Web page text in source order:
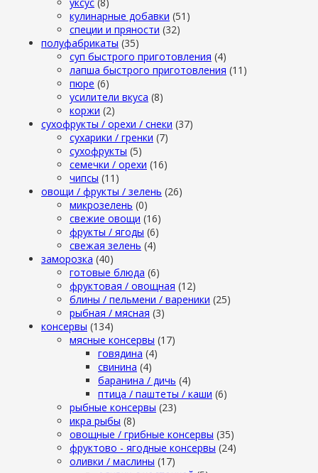
кулинарные добавки (51)
специи и пряности (32)
полуфабрикаты (35)
суп быстрого приготовления (4)
лапша быстрого приготовления (11)
пюре (6)
усилители вкуса (8)
коржи (2)
сухофрукты / орехи / снеки (37)
сухарики / гренки (7)
сухофрукты (5)
семечки / орехи (16)
чипсы (11)
овощи / фрукты / зелень (26)
микрозелень (0)
свежие овощи (16)
фрукты / ягоды (6)
свежая зелень (4)
заморозка (40)
готовые блюда (6)
фруктовая / овощная (12)
блины / пельмени / вареники (25)
рыбная / мясная (3)
консервы (134)
мясные консервы (17)
говядина (4)
свинина (4)
баранина / дичь (4)
птица / паштеты / каши (6)
рыбные консервы (23)
икра рыбы (8)
овощные / грибные консервы (35)
фруктово - ягодные консервы (24)
оливки / маслины (17)